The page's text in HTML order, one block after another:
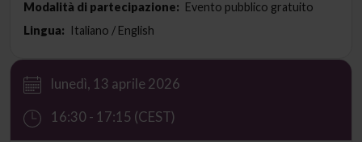
Modalità di partecipazione: Evento pubblico gratuito
Lingua: Italiano / English
lunedì, 13 aprile 2026
16:30 - 17:15 (CEST)